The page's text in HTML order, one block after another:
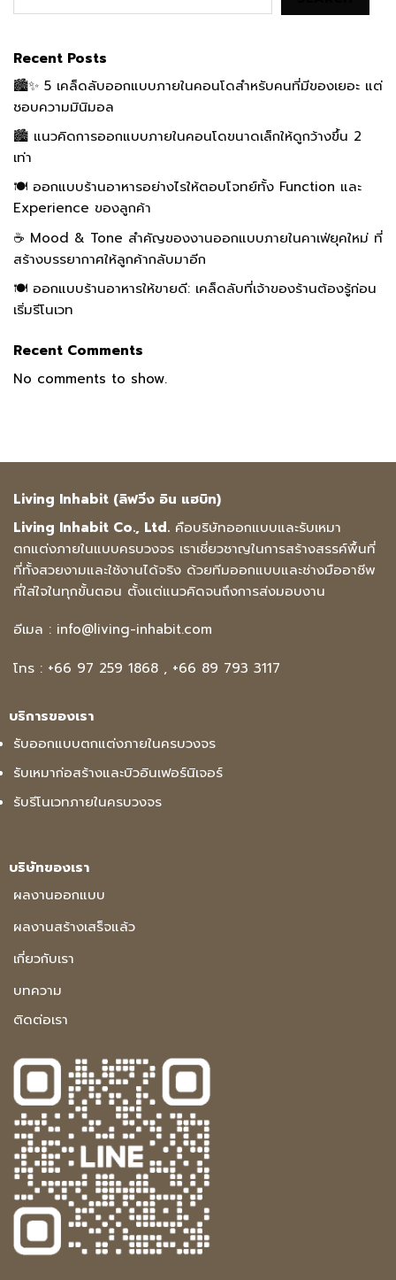
Recent Posts
🏙️✨ 5 เคล็ดลับออกแบบภายในคอนโดสำหรับคนที่มีของเยอะ แต่
ชอบความมินิมอล
🏙️ แนวคิดการออกแบบภายในคอนโดขนาดเล็กให้ดูกว้างขึ้น 2
เท่า
🍽️ ออกแบบร้านอาหารอย่างไรให้ตอบโจทย์ทั้ง Function และ
Experience ของลูกค้า
☕ Mood & Tone สำคัญของงานออกแบบภายในคาเฟ่ยุคใหม่ ที่
สร้างบรรยากาศให้ลูกค้ากลับมาอีก
🍽️ ออกแบบร้านอาหารให้ขายดี: เคล็ดลับที่เจ้าของร้านต้องรู้ก่อน
เริ่มรีโนเวท
Recent Comments
No comments to show.
Living Inhabit (ลิฟวิ่ง อิน แฮบิท)
Living Inhabit Co., Ltd. คือบริษัทออกแบบและรับเหมา
ตกแต่งภายในแบบครบวงจร เราเชี่ยวชาญในการสร้างสรรค์พื้นที่
ที่ทั้งสวยงามและใช้งานได้จริง ด้วยทีมออกแบบและช่างมืออาชีพ
ที่ใส่ใจในทุกขั้นตอน ตั้งแต่แนวคิดจนถึงการส่งมอบงาน
อีเมล : info@living-inhabit.com
โทร : +66 97 259 1868 , +66 89 793 3117
ริการของเรา
รับออกแบบตกแต่งภายในครบวงจร
รับเหมาก่อสร้างและบิวอินเฟอร์นิเจอร์
รับรีโนเวทภายในครบวงจร
ริษัทของเรา
ผลงานออกแบบ
ผลงานสร้างเสร็จแล้ว
เกี่ยวกับเรา
บทความ
ติดต่อเรา